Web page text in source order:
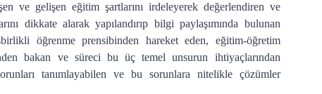
ve gelişen eğitim şartlarını irdeleyerek değerlendiren ve
dikkate alarak yapılandırıp bilgi paylaşımında bulunan
öğrenme prensibinden hareket eden, eğitim-öğretim
bakan ve süreci bu üç temel unsurun ihtiyaçlarından
tanımlayabilen ve bu sorunlara nitelikle çözümler